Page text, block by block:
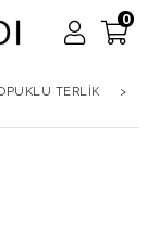
0
TERLİK
>